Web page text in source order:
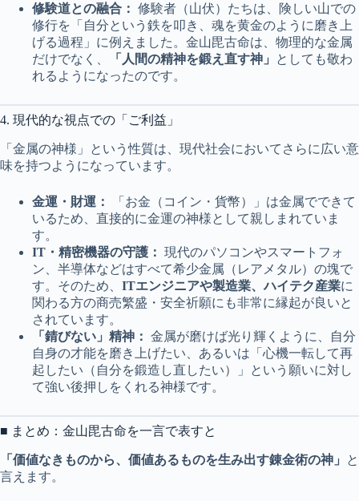
修験道との融合： 修験者（山伏）たちは、険しい山での
修行を「自分という鉄を叩き、魂を黄金のように磨き上
げる過程」に例えました。金山毘古命は、物理的な金属
だけでなく、
「人間の精神を鍛え直す神」
としても敬わ
れるようになったのです。
4. 現代的な視点での「ご利益」
「金属の神様」という性質は、現代社会においてさらに広い意
味を持つようになっています。
金運・財運：
「お金（コイン・貨幣）」は金属でできて
いるため、直接的に金運の神様として親しまれていま
す。
IT・精密機器の守護： 現代のパソコンやスマートフォ
ン、半導体などはすべて希少金属（レアメタル）の塊で
す。そのため、 ITエンジニアや製造業、ハイテク産業に
関わる方の商売繁盛・安全祈願にも非常に縁起が良いと
されています。
「錆びない」精神： 金属が磨けば光り輝くように、自分
自身の才能を磨き上げたい、あるいは「心機一転して再
起したい（自分を鍛造し直したい）」という願いに対し
て強い後押しをくれる神様です。
■ まとめ：金山毘古命を一言で表すと
「価値なきものから、価値あるものを生み出す錬金術の神」
と
言えます。